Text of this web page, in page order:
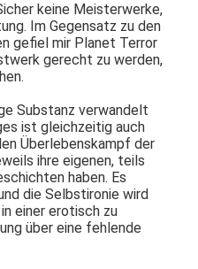
keine Meisterwerke,
Im Gegensatz zu den
gefiel mir Planet Terror
gerecht zu werden,
Substanz verwandelt
ist gleichzeitig auch
Überlebenskampf der
ihre eigenen, teils
haben. Es
die Selbstironie wird
einer erotisch zu
über eine fehlende